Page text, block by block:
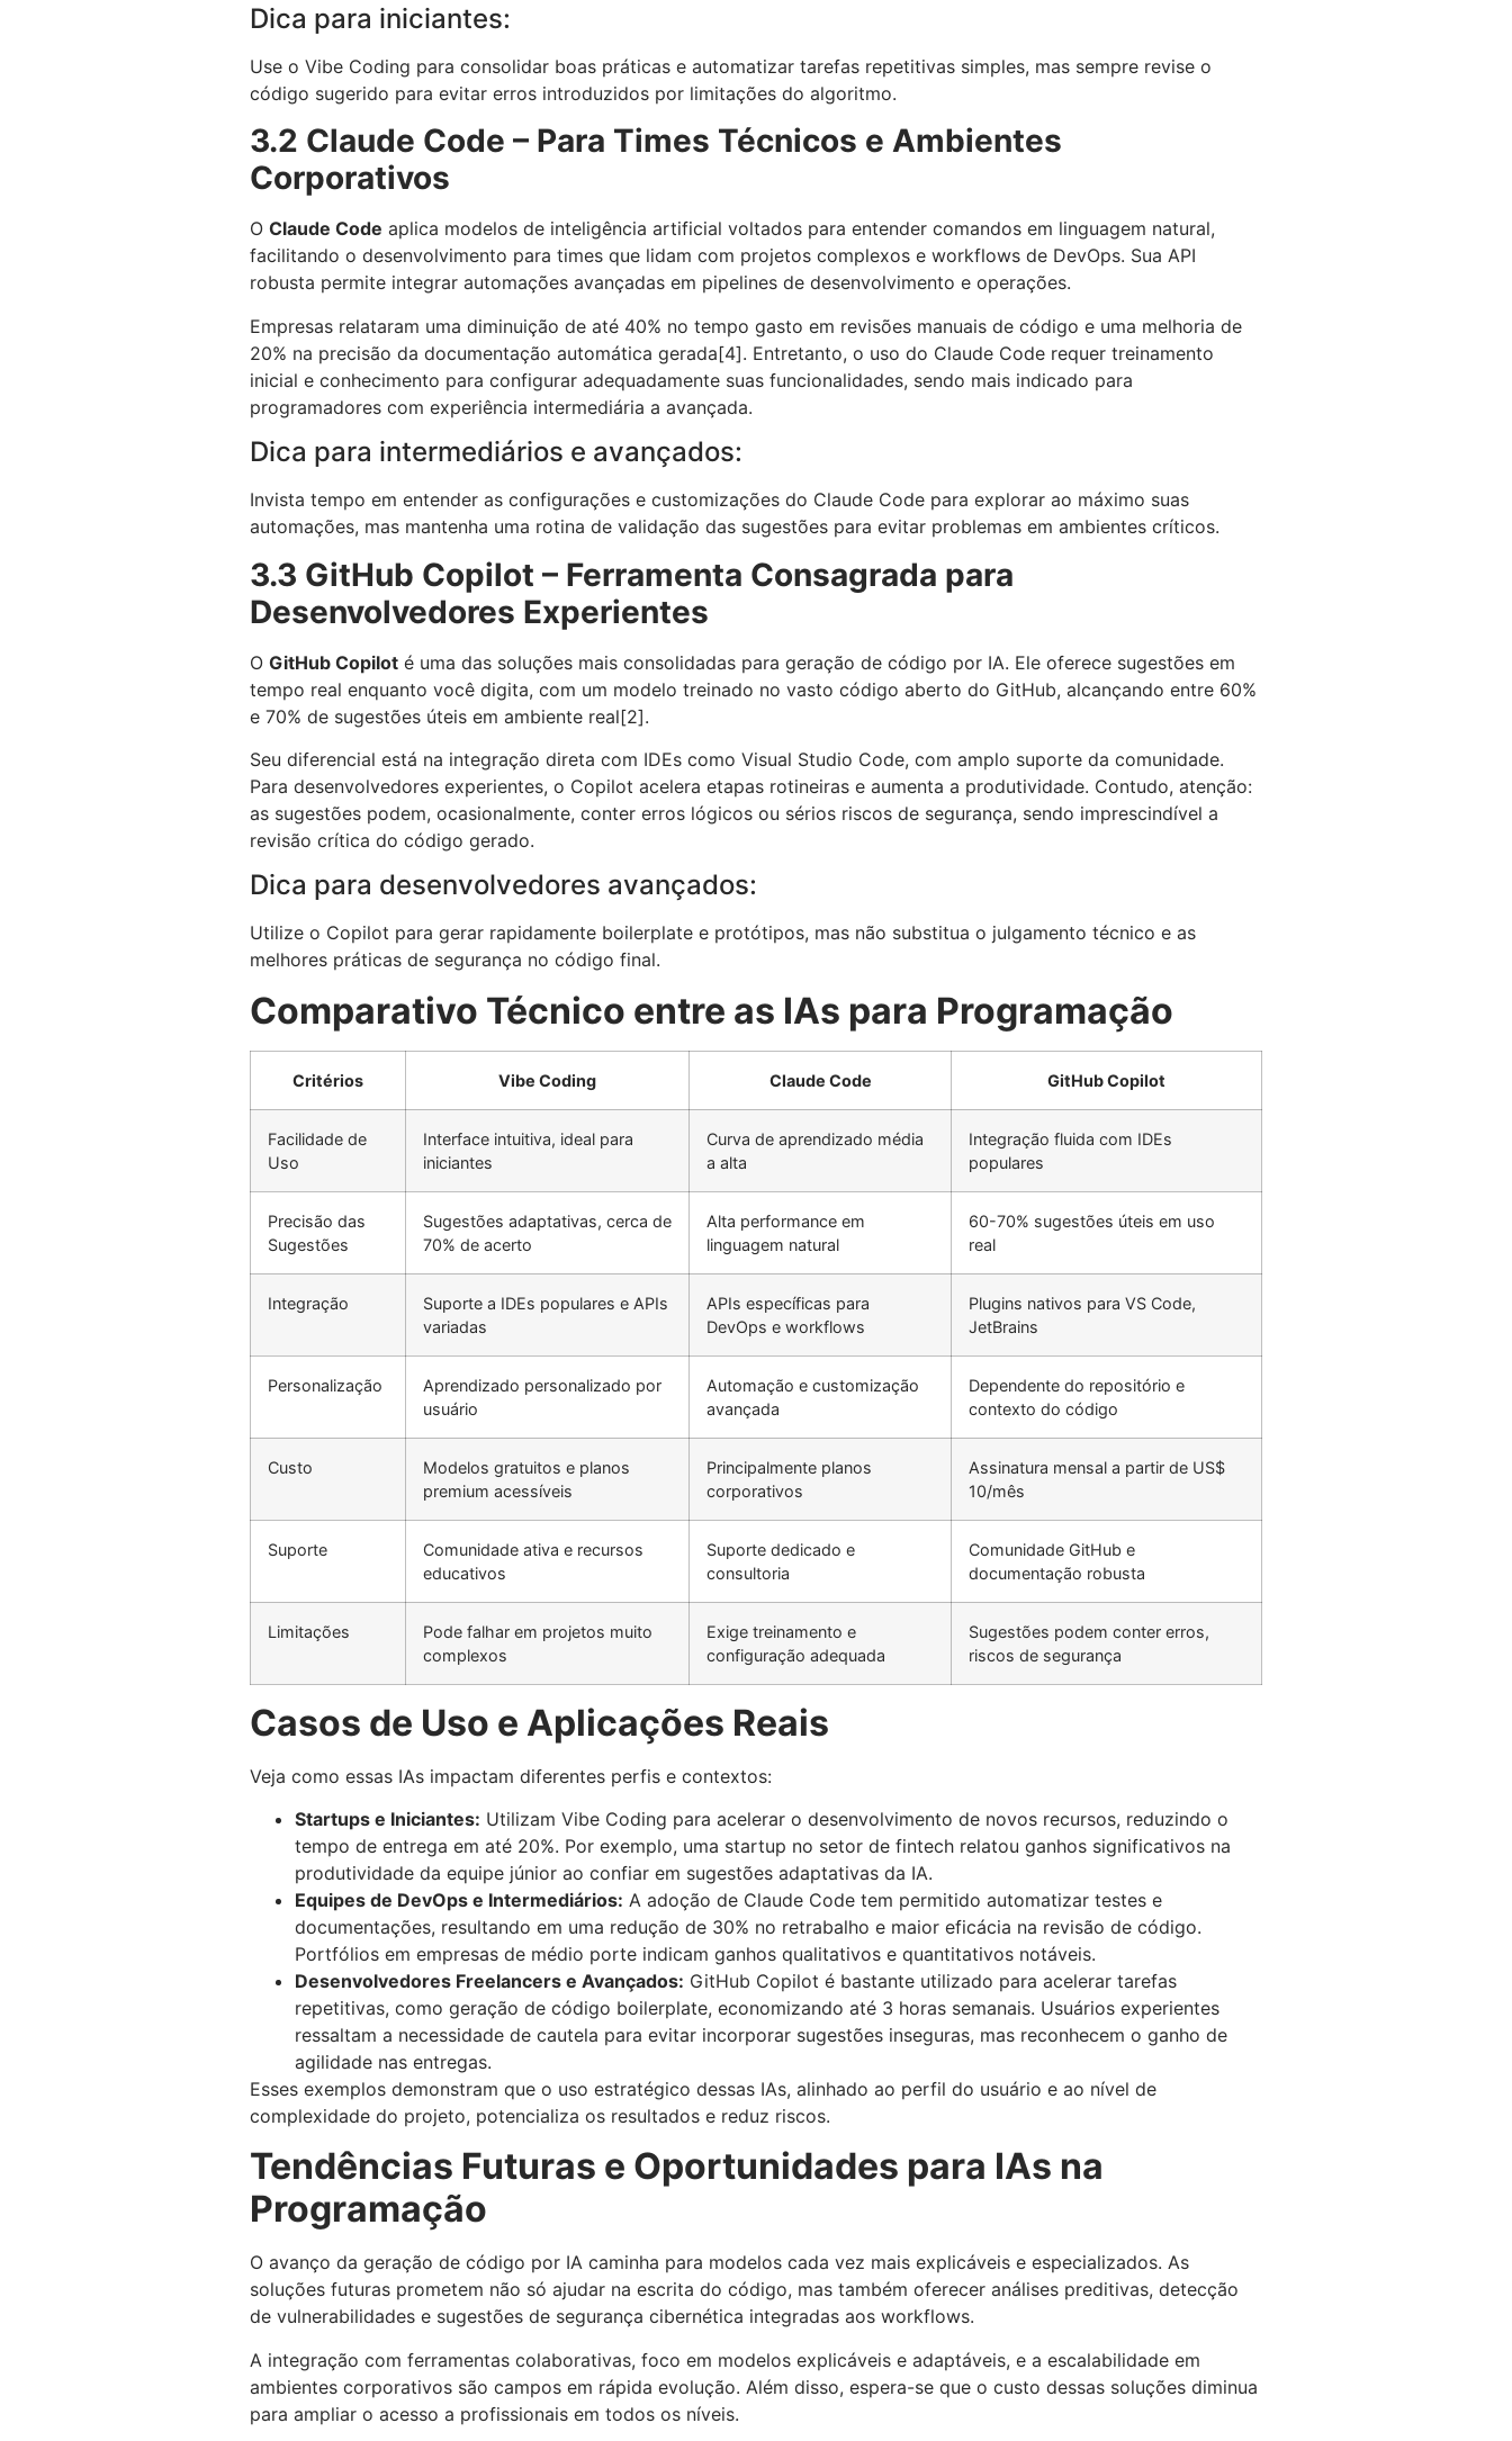
Dica para iniciantes:
Use o Vibe Coding para consolidar boas práticas e automatizar tarefas repetitivas simples, mas sempre revise o
código sugerido para evitar erros introduzidos por limitações do algoritmo.
3.2 Claude Code – Para Times Técnicos e Ambientes
Corporativos
O Claude Code aplica modelos de inteligência artificial voltados para entender comandos em linguagem natural,
facilitando o desenvolvimento para times que lidam com projetos complexos e workflows de DevOps. Sua API
robusta permite integrar automações avançadas em pipelines de desenvolvimento e operações.
Empresas relataram uma diminuição de até 40% no tempo gasto em revisões manuais de código e uma melhoria de
20% na precisão da documentação automática gerada[4]. Entretanto, o uso do Claude Code requer treinamento
inicial e conhecimento para configurar adequadamente suas funcionalidades, sendo mais indicado para
programadores com experiência intermediária a avançada.
Dica para intermediários e avançados:
Invista tempo em entender as configurações e customizações do Claude Code para explorar ao máximo suas
automações, mas mantenha uma rotina de validação das sugestões para evitar problemas em ambientes críticos.
3.3 GitHub Copilot – Ferramenta Consagrada para
Desenvolvedores Experientes
O GitHub Copilot é uma das soluções mais consolidadas para geração de código por IA. Ele oferece sugestões em
tempo real enquanto você digita, com um modelo treinado no vasto código aberto do GitHub, alcançando entre 60%
e 70% de sugestões úteis em ambiente real[2].
Seu diferencial está na integração direta com IDEs como Visual Studio Code, com amplo suporte da comunidade.
Para desenvolvedores experientes, o Copilot acelera etapas rotineiras e aumenta a produtividade. Contudo, atenção:
as sugestões podem, ocasionalmente, conter erros lógicos ou sérios riscos de segurança, sendo imprescindível a
revisão crítica do código gerado.
Dica para desenvolvedores avançados:
Utilize o Copilot para gerar rapidamente boilerplate e protótipos, mas não substitua o julgamento técnico e as
melhores práticas de segurança no código final.
Comparativo Técnico entre as IAs para Programação
Critérios Vibe Coding Claude Code GitHub Copilot
Facilidade de
Uso
Interface intuitiva, ideal para
iniciantes
Curva de aprendizado média
a alta
Integração fluida com IDEs
populares
Precisão das
Sugestões
Sugestões adaptativas, cerca de
70% de acerto
Alta performance em
linguagem natural
60-70% sugestões úteis em uso
real
Integração
Suporte a IDEs populares e APIs
variadas
APIs específicas para
DevOps e workflows
Plugins nativos para VS Code,
JetBrains
Personalização
Aprendizado personalizado por
usuário
Automação e customização
avançada
Dependente do repositório e
contexto do código
Custo
Modelos gratuitos e planos
premium acessíveis
Principalmente planos
corporativos
Assinatura mensal a partir de US$
10/mês
Suporte
Comunidade ativa e recursos
educativos
Suporte dedicado e
consultoria
Comunidade GitHub e
documentação robusta
Limitações
Pode falhar em projetos muito
complexos
Exige treinamento e
configuração adequada
Sugestões podem conter erros,
riscos de segurança
Casos de Uso e Aplicações Reais
Veja como essas IAs impactam diferentes perfis e contextos:
Startups e Iniciantes: Utilizam Vibe Coding para acelerar o desenvolvimento de novos recursos, reduzindo o
tempo de entrega em até 20%. Por exemplo, uma startup no setor de fintech relatou ganhos significativos na
produtividade da equipe júnior ao confiar em sugestões adaptativas da IA.
Equipes de DevOps e Intermediários: A adoção de Claude Code tem permitido automatizar testes e
documentações, resultando em uma redução de 30% no retrabalho e maior eficácia na revisão de código.
Portfólios em empresas de médio porte indicam ganhos qualitativos e quantitativos notáveis.
Desenvolvedores Freelancers e Avançados: GitHub Copilot é bastante utilizado para acelerar tarefas
repetitivas, como geração de código boilerplate, economizando até 3 horas semanais. Usuários experientes
ressaltam a necessidade de cautela para evitar incorporar sugestões inseguras, mas reconhecem o ganho de
agilidade nas entregas.
Esses exemplos demonstram que o uso estratégico dessas IAs, alinhado ao perfil do usuário e ao nível de
complexidade do projeto, potencializa os resultados e reduz riscos.
Tendências Futuras e Oportunidades para IAs na
Programação
O avanço da geração de código por IA caminha para modelos cada vez mais explicáveis e especializados. As
soluções futuras prometem não só ajudar na escrita do código, mas também oferecer análises preditivas, detecção
de vulnerabilidades e sugestões de segurança cibernética integradas aos workflows.
A integração com ferramentas colaborativas, foco em modelos explicáveis e adaptáveis, e a escalabilidade em
ambientes corporativos são campos em rápida evolução. Além disso, espera-se que o custo dessas soluções diminua
para ampliar o acesso a profissionais em todos os níveis.